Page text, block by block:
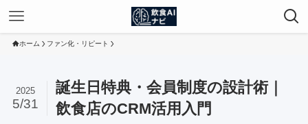
ホーム ファン化・リピート
誕生日特典・会員制度の設計術｜
飲食店のCRM活用入門
2025
5/31